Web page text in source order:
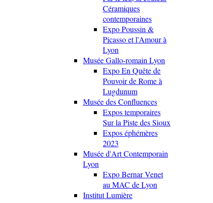
Céramiques
contemporaines
Expo Poussin &
Picasso et l'Amour à
Lyon
Musée Gallo-romain Lyon
Expo En Quête de
Pouvoir de Rome à
Lugdunum
Musée des Confluences
Expos temporaires
Sur la Piste des Sioux
Expos éphémères
2023
Musée d'Art Contemporain
Lyon
Expo Bernar Venet
au MAC de Lyon
Institut Lumière